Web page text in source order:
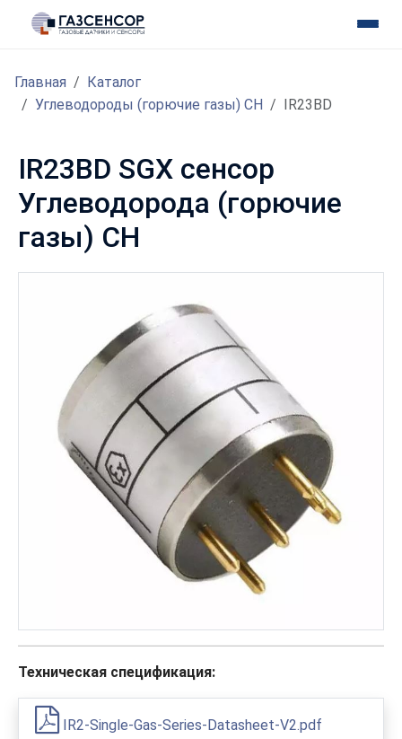
Главная
Каталог
Углеводороды (горючие газы) CH
IR23BD
IR23BD SGX сенсор
Углеводорода (горючие
газы) CH
Техническая спецификация:
IR2-Single-Gas-Series-Datasheet-V2.pdf